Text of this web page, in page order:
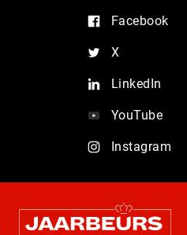
Facebook
X
LinkedIn
YouTube
Instagram